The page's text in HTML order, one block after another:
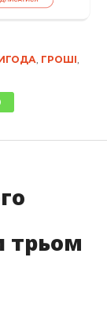
, ГРОШІ,
трьом